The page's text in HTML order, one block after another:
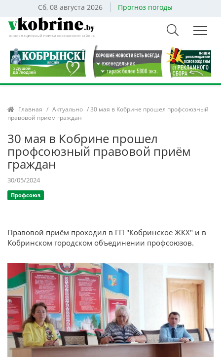
Сб, 08 августа 2026 Прогноз погоды
Главная / Актуально / 30 мая в Кобрине прошел профсоюзный
правовой приём граждан
30 мая в Кобрине прошел
профсоюзный правовой приём
граждан
30/05/2024
Профсоюз
Правовой приём проходил в ГП "Кобринское ЖКХ" и в
Кобринском городском объединении профсоюзов.